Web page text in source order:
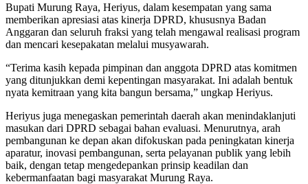
Bupati Murung Raya, Heriyus, dalam kesempatan yang sama
memberikan apresiasi atas kinerja DPRD, khususnya Badan
Anggaran dan seluruh fraksi yang telah mengawal realisasi program
dan mencari kesepakatan melalui musyawarah.
“Terima kasih kepada pimpinan dan anggota DPRD atas komitmen
yang ditunjukkan demi kepentingan masyarakat. Ini adalah bentuk
nyata kemitraan yang kita bangun bersama,” ungkap Heriyus.
Heriyus juga menegaskan pemerintah daerah akan menindaklanjuti
masukan dari DPRD sebagai bahan evaluasi. Menurutnya, arah
pembangunan ke depan akan difokuskan pada peningkatan kinerja
aparatur, inovasi pembangunan, serta pelayanan publik yang lebih
baik, dengan tetap mengedepankan prinsip keadilan dan
kebermanfaatan bagi masyarakat Murung Raya.